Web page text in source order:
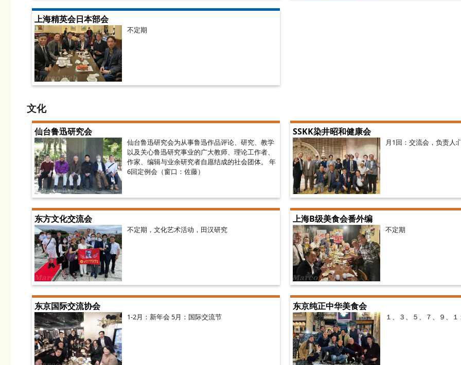
上海精英会日本部会
不定期
文化
仙台鲁迅研究会
仙台鲁迅研究会为从事鲁迅作品评论、研究、教学
以及关心鲁迅研究事业的广大教师、理论工作者、
作家、编辑与业余研究者自愿结成的社会团体。 年
6回定例会（窗口：佐藤）
SSKK染井昭和健康会
月1回：交流会，负责人:
东方文化交流会
不定期，文化艺术活动，田汉研究
上海B级美食会番外编
不定期
东京国际交流协会
1-2月：新年会 5月：国际交流节
东京纯正中华美食会
１、３、５、７、９、